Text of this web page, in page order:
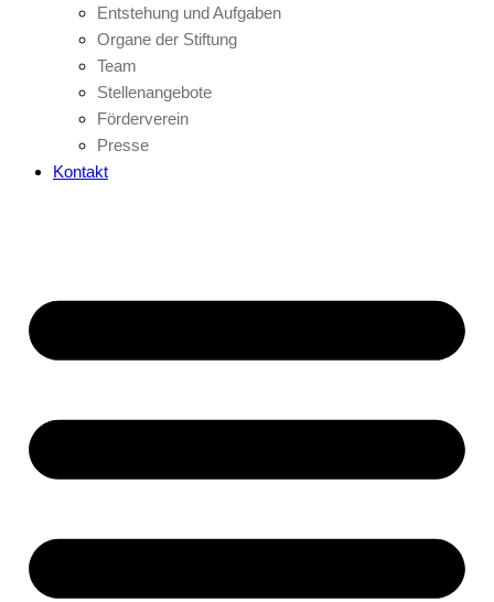
Entstehung und Aufgaben
Organe der Stiftung
Team
Stellenangebote
Förderverein
Presse
Kontakt